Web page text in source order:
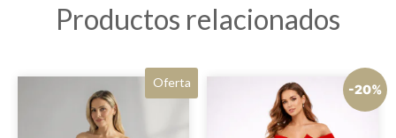
Productos relacionados
Oferta -20%